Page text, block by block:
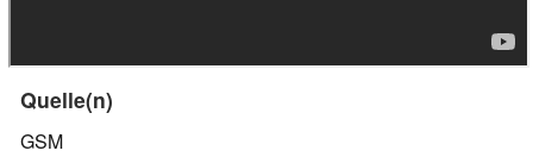
Quelle(n)
GSM